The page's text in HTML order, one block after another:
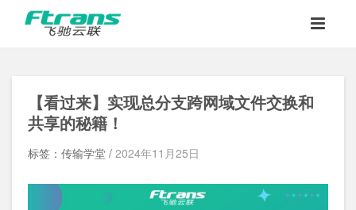
【看过来】实现总分支跨网域文件交换和
共享的秘籍！
标签：传输学堂 / 2024年11月25日